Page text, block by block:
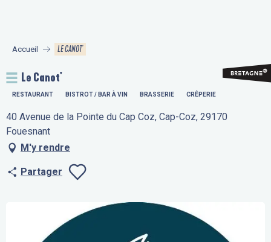
principal
Accueil LE CANOT'
Le Canot'
RESTAURANT BISTROT / BAR À VIN BRASSERIE CRÊPERIE
40 Avenue de la Pointe du Cap Coz, Cap-Coz, 29170
Fouesnant
M'y rendre
Partager